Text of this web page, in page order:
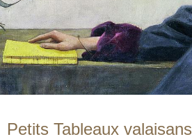
Petits Tableaux valaisans